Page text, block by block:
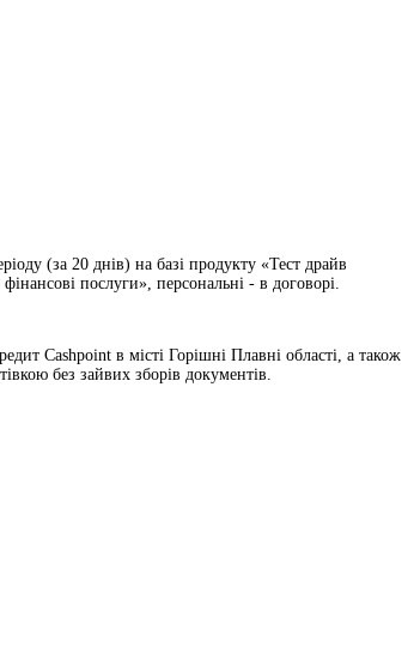
(за 20 днів) на базі продукту «Тест драйв
послуги», персональні - в договорі.
Cashpoint в місті Горішні Плавні області, а також
без зайвих зборів документів.